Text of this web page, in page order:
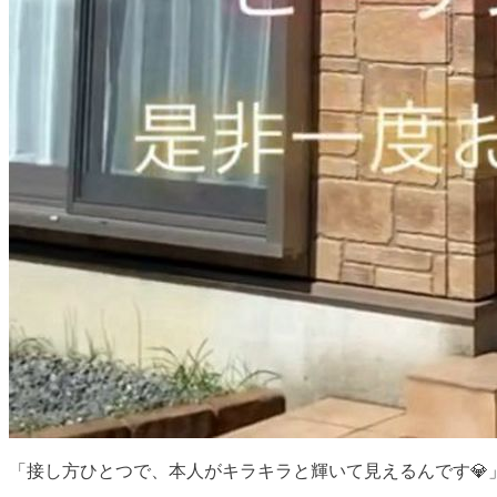
「接し方ひとつで、本人がキラキラと輝いて見えるんです💎